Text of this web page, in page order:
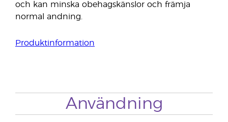
och kan minska obehagskänslor och främja
normal andning.
Produktinformation
Användning